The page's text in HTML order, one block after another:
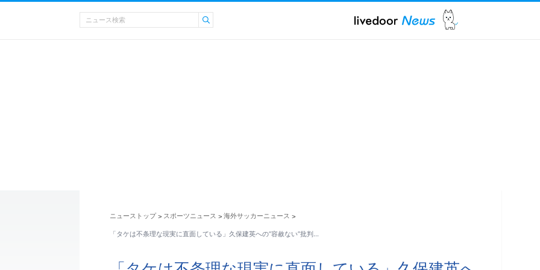
ニューストップ > スポーツニュース > 海外サッカーニュース >
「タケは不条理な現実に直面している」久保建英への“容赦ない”批判…